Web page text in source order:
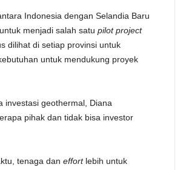
Indonesia dengan Selandia Baru
menjadi salah satu pilot project
dilihat di setiap provinsi untuk
untuk mendukung proyek
investasi geothermal, Diana
pihak dan tidak bisa investor
tenaga dan effortlebih untuk